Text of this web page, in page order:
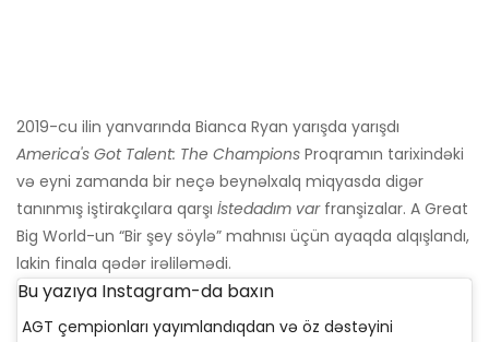
2019-cu ilin yanvarında Bianca Ryan yarışda yarışdı
America's Got Talent: The Champions Proqramın tarixindəki
və eyni zamanda bir neçə beynəlxalq miqyasda digər
tanınmış iştirakçılara qarşı İstedadım varfranşizalar. A Great
Big World-un “Bir şey söylə” mahnısı üçün ayaqda alqışlandı,
lakin finala qədər irəliləmədi.
Bu yazıya Instagram-da baxın
AGT çempionları yayımlandıqdan və öz dəstəyini